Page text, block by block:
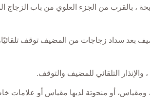
بعد سداد زجاجات من المضيف توقف
والإنذار التلقائي للمضيف والتوقف.
ومقياس، أو منحوتة لديها مقياس أو علامات